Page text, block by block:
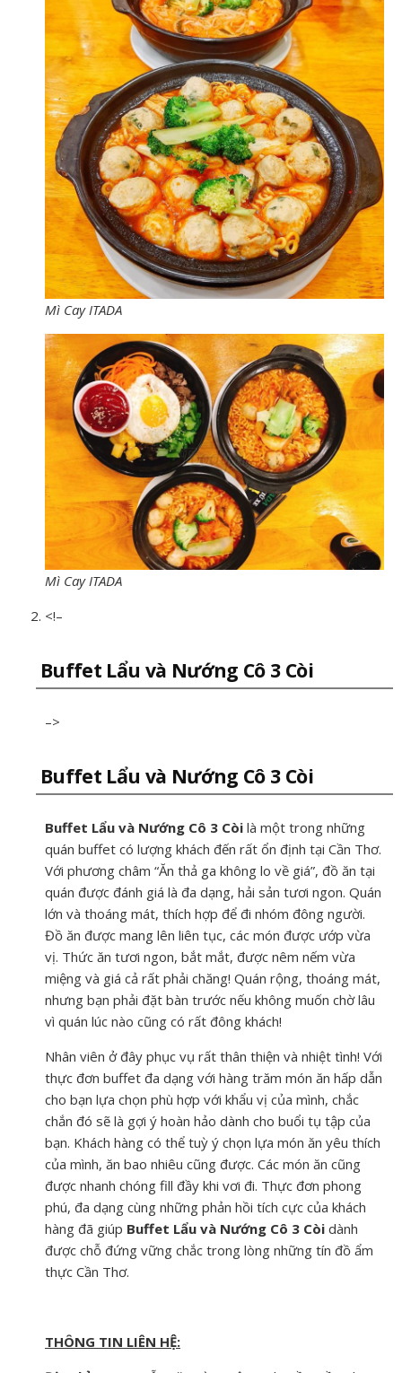
Mì Cay ITADA
Mì Cay ITADA
<!–
Buffet Lẩu và Nướng Cô 3 Còi
–>
Buffet Lẩu và Nướng Cô 3 Còi
Buffet Lẩu và Nướng Cô 3 Còi là một trong những
quán buffet có lượng khách đến rất ổn định tại Cần Thơ.
Với phương châm “Ăn thả ga không lo về giá”, đồ ăn tại
quán được đánh giá là đa dạng, hải sản tươi ngon. Quán
lớn và thoáng mát, thích hợp để đi nhóm đông người.
Đồ ăn được mang lên liên tục, các món được ướp vừa
vị. Thức ăn tươi ngon, bắt mắt, được nêm nếm vừa
miệng và giá cả rất phải chăng! Quán rộng, thoáng mát,
nhưng bạn phải đặt bàn trước nếu không muốn chờ lâu
vì quán lúc nào cũng có rất đông khách!
Nhân viên ở đây phục vụ rất thân thiện và nhiệt tình! Với
thực đơn buffet đa dạng với hàng trăm món ăn hấp dẫn
cho bạn lựa chọn phù hợp với khẩu vị của mình, chắc
chắn đó sẽ là gợi ý hoàn hảo dành cho buổi tụ tập của
bạn. Khách hàng có thể tuỳ ý chọn lựa món ăn yêu thích
của mình, ăn bao nhiêu cũng được. Các món ăn cũng
được nhanh chóng fill đầy khi vơi đi. Thực đơn phong
phú, đa dạng cùng những phản hồi tích cực của khách
hàng đã giúp Buffet Lẩu và Nướng Cô 3 Còi dành
được chỗ đứng vững chắc trong lòng những tín đồ ẩm
thực Cần Thơ.
THÔNG TIN LIÊN HỆ: